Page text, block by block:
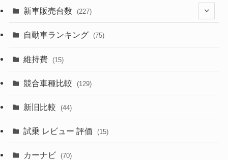
(526)
(357)
(328)
(253)
(242)
(85)
(84)
(28)
(8)
(3)
(3)
新車販売台数 (227)
(21)
(5)
(7)
自動車ランキング (75)
維持費 (15)
競合車種比較 (129)
新旧比較 (44)
試乗 レビュー 評価 (15)
カーナビ (70)